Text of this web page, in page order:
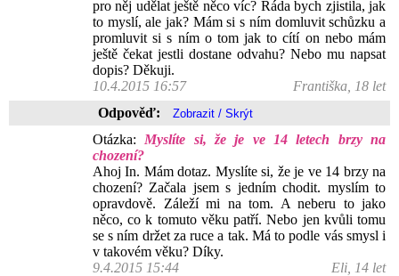
pro něj udělat ještě něco víc? Ráda bych zjistila, jak
to myslí, ale jak? Mám si s ním domluvit schůzku a
promluvit si s ním o tom jak to cítí on nebo mám
ještě čekat jestli dostane odvahu? Nebo mu napsat
dopis? Děkuji.
10.4.2015 16:57
Františka, 18 let
Odpověď:
Otázka: Myslíte si, že je ve 14 letech brzy na
chození?
Ahoj In. Mám dotaz. Myslíte si, že je ve 14 brzy na
chození? Začala jsem s jedním chodit. myslím to
opravdově. Záleží mi na tom. A neberu to jako
něco, co k tomuto věku patří. Nebo jen kvůli tomu
se s ním držet za ruce a tak. Má to podle vás smysl i
v takovém věku? Díky.
9.4.2015 15:44
Eli, 14 let